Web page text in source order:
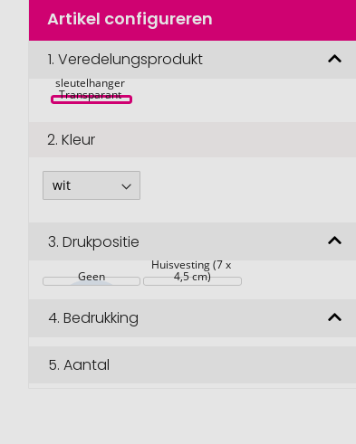
Artikel configureren
1.Veredelungsprodukt
sleutelhanger
Transparant
2.Kleur
3.Drukpositie
Geen
Huisvesting (7 x
4,5 cm)
4.Bedrukking
5.Aantal